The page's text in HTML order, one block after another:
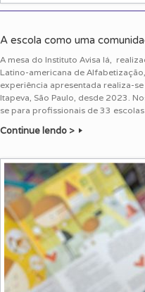
A escola como uma
A mesa do Instituto Avisa lá,
Latino-americana de
experiência apresentada realiza-
Itapeva, São Paulo, desde 2023.
se para profissionais de 33
Continue lendo >